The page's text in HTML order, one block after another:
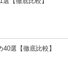
選【徹底比較】